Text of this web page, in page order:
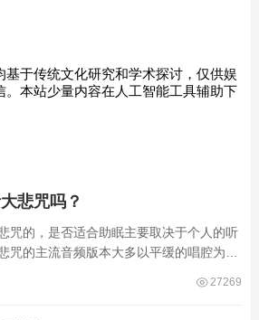
基于传统文化研究和学术探讨，仅供娱
。本站少量内容在人工智能工具辅助下
悲咒吗？
咒的，是否适合助眠主要取决于个人的听
咒的主流音频版本大多以平缓的唱腔为
身具备静心的基础特质。睡前思绪繁杂、
27269